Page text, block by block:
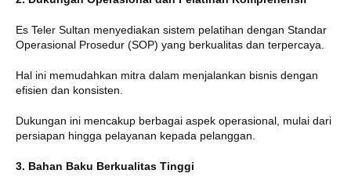
Es Teler Sultan menyediakan sistem pelatihan dengan Standar
Operasional Prosedur (SOP) yang berkualitas dan terpercaya.
Hal ini memudahkan mitra dalam menjalankan bisnis dengan
efisien dan konsisten.
Dukungan ini mencakup berbagai aspek operasional, mulai dari
persiapan hingga pelayanan kepada pelanggan.
3. Bahan Baku Berkualitas Tinggi